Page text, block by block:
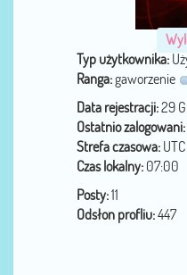
Typ użytkownika:
Ranga:gaworzenie
Data rejestracji:29
Ostatnio zalogowani:
Strefa czasowa:
Czas lokalny: 07:00
Posty:11
Odsłon profliu:447